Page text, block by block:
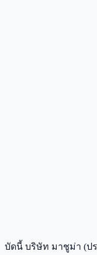
บัดนี้ บริษัท มาชูม่า (ป